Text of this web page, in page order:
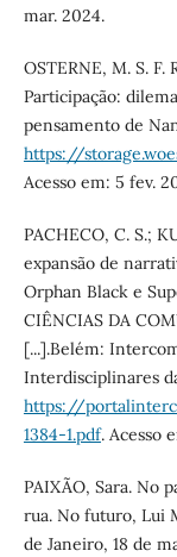
mar. 2024.
OSTERNE, M. S.
Participação:
pensamento de
https://
Acesso em: 5 fev.
PACHECO, C. S.;
expansão de
Orphan Black e
CIÊNCIAS DA
[...].Belém:
Interdisciplinares
https://
1384-1.pdf. Acesso
PAIXÃO, Sara. No
rua. No futuro, Lui
de Janeiro, 18 de